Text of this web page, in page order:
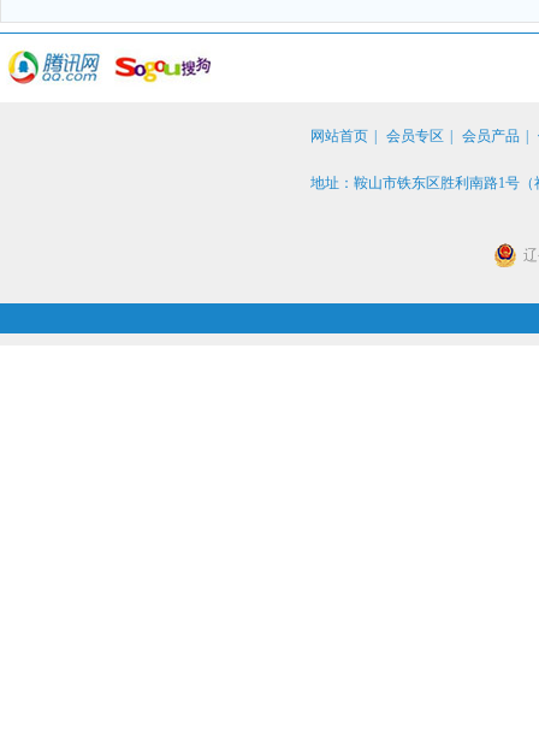
网站首页 | 会员专区 | 会员产品 |
地址：鞍山市铁东区胜利南路1号